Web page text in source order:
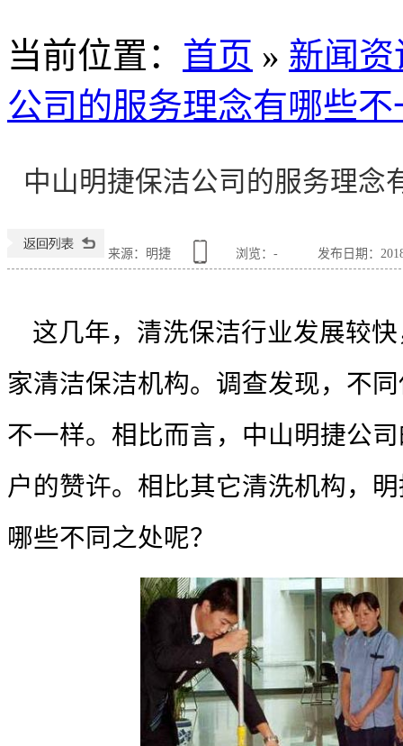
当前位置 ： 首页 » 新闻资
公司的服务理念有哪些
中山明捷保洁公司的服务理念
来源：明捷 浏览： - 发布日期：
这几年，清洗保洁行业发展较
家清洁保洁机构。调查发现，不同
不一样。相比而言，中山明捷公
户的赞许。相比其它清洗机构，
哪些不同之处呢？